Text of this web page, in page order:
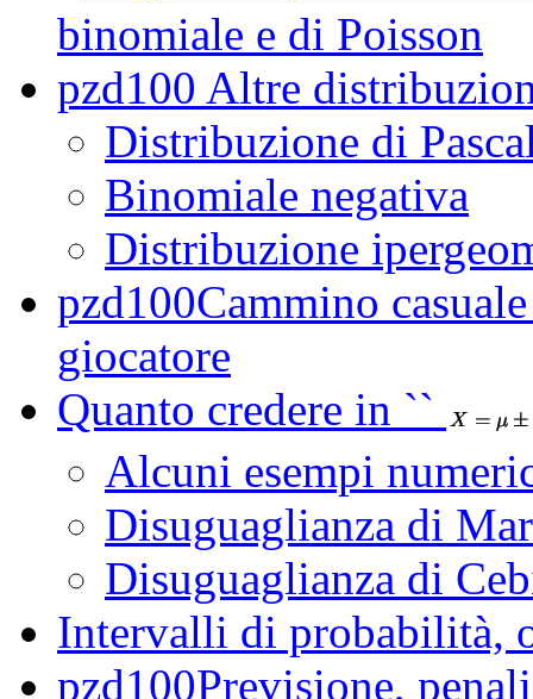
binomiale e di Poisson
pzd100 Altre
Distribuzione di
Binomiale negativa
Distribuzione
pzd100Cammino
giocatore
Quanto credere in ``
Alcuni esempi
Disuguaglianza di
Disuguaglianza di
Intervalli di probabilità,
pzd100Previsione,